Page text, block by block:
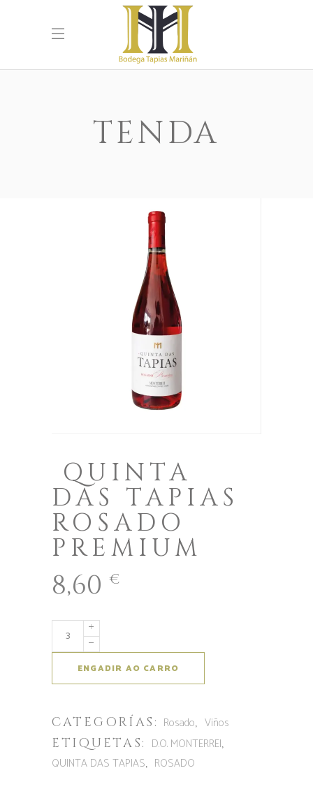
TENDA
QUINTA
DAS TAPIAS
ROSADO
PREMIUM
8,60€
Aumentar
a
cantidade
de
das
Tapias
Rosado
ENGADIR AO CARRO
CATEGORÍAS: Rosado, Viños
ETIQUETAS: D.O. MONTERREI,
QUINTA DAS TAPIAS, ROSADO